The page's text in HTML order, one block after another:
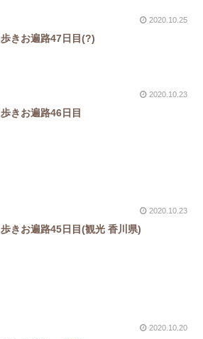
2020.10.25
歩きお遍路47日目(?)
2020.10.23
歩きお遍路46日目
2020.10.23
歩きお遍路45日目(観光 香川県)
2020.10.20